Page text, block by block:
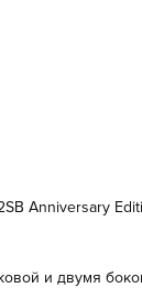
Anniversary
и двумя